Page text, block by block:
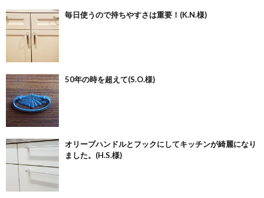
毎日使うので持ちやすさは重要！(K.N.様)
50年の時を超えて(S.O.様)
オリーブハンドルとフックにしてキッチンが綺麗になり
ました。(H.S.様)